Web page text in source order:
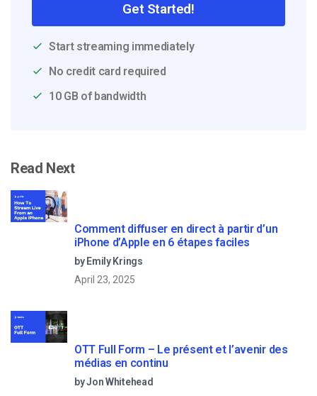
Get Started!
Start streaming immediately
No credit card required
10 GB of bandwidth
Read Next
Comment diffuser en direct à partir d’un
iPhone d’Apple en 6 étapes faciles
by Emily Krings
April 23, 2025
OTT Full Form – Le présent et l’avenir des
médias en continu
by Jon Whitehead